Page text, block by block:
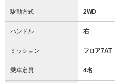
駆動方式 2WD
ハンドル 右
ミッション フロア7AT
乗車定員 4名